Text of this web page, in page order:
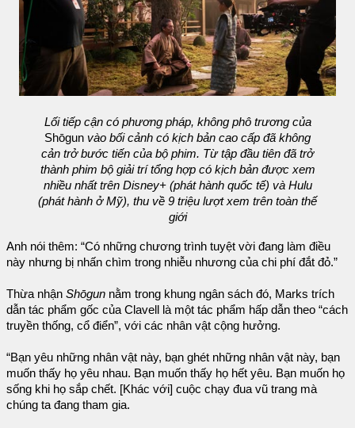
Lối tiếp cận có phương pháp, không phô trương của
Shōgun vào bối cảnh có kịch bản cao cấp đã không
cản trở bước tiến của bộ phim. Từ tập đầu tiên đã trở
thành phim bộ giải trí tổng hợp có kịch bản được xem
nhiều nhất trên Disney+ (phát hành quốc tế) và Hulu
(phát hành ở Mỹ), thu về 9 triệu lượt xem trên toàn thế
giới
Anh nói thêm: “Có những chương trình tuyệt vời đang làm điều
này nhưng bị nhấn chìm trong nhiễu nhương của chi phí đắt đỏ.”
Thừa nhận Shōgun nằm trong khung ngân sách đó, Marks trích
dẫn tác phẩm gốc của Clavell là một tác phẩm hấp dẫn theo “cách
truyền thống, cổ điển”, với các nhân vật cộng hưởng.
“Bạn yêu những nhân vật này, bạn ghét những nhân vật này, bạn
muốn thấy họ yêu nhau. Bạn muốn thấy họ hết yêu. Bạn muốn họ
sống khi họ sắp chết. [Khác với] cuộc chạy đua vũ trang mà
chúng ta đang tham gia.